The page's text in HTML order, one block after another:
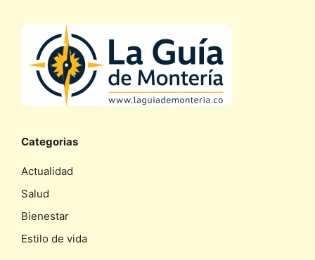
Categorias
Actualidad
Salud
Bienestar
Estilo de vida